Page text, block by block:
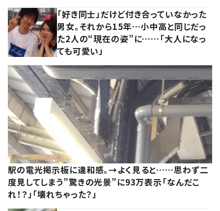
「好き同士」だけど付き合っていなかった
男女。それから15年…小中高と同じだっ
た2人の“現在の姿”に……「大人になっ
ても可愛い」
駅の電光掲示板に違和感。→よく見ると……思わず二
度見してしまう”驚きの光景”に93万表示「なんだこ
れ！？」「壊れちゃった？」